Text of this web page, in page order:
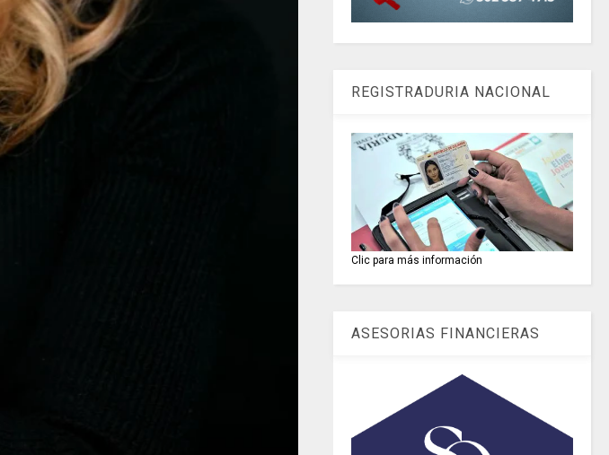
REGISTRADURIA NACIONAL
Clic para más información
ASESORIAS FINANCIERAS